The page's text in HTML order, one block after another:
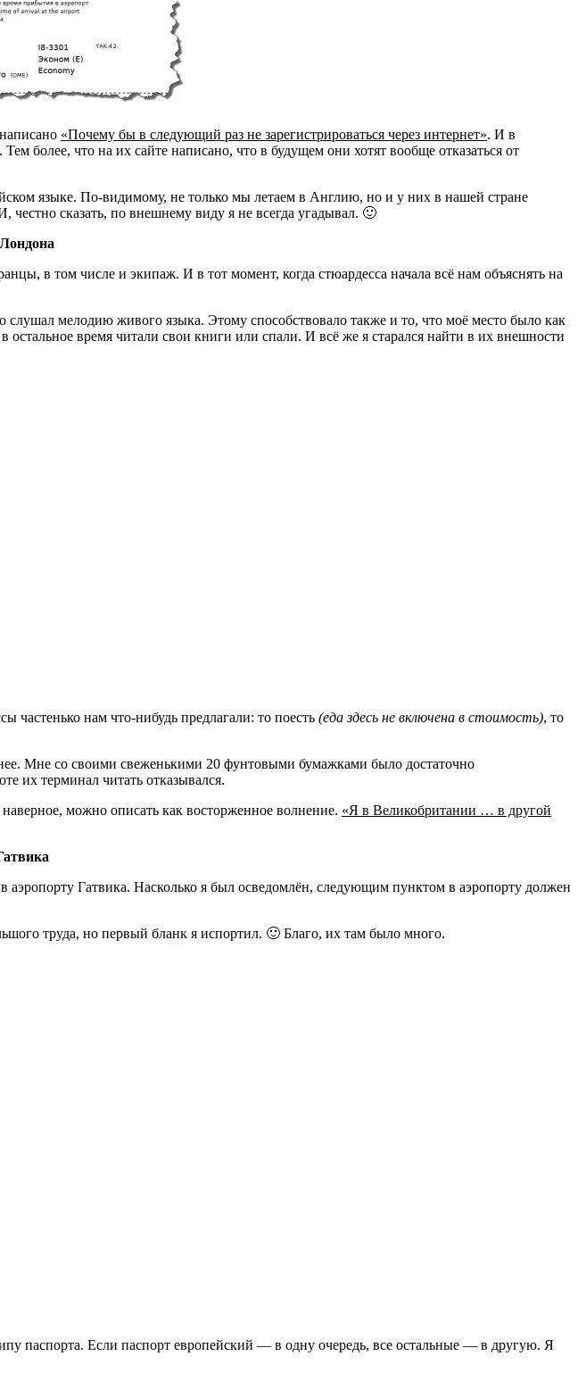
«Почему бы в следующий раз не зарегистрироваться через интернет». И в
более, что на их сайте написано, что в будущем они хотят вообще отказаться от
языке. По-видимому, не только мы летаем в Англию, но и у них в нашей стране
сказать, по внешнему виду я не всегда угадывал. 🙂
в том числе и экипаж. И в тот момент, когда стюардесса начала всё нам объяснять на
слушал мелодию живого языка. Этому способствовало также и то, что моё место было как
время читали свои книги или спали. И всё же я старался найти в их внешности
нам что-нибудь предлагали: то поесть (еда здесь не включена в стоимость), то
Мне со своими свеженькими 20 фунтовыми бумажками было достаточно
их терминал читать отказывался.
можно описать как восторженное волнение. «Я в Великобритании … в другой
Гатвика. Насколько я был осведомлён, следующим пунктом в аэропорту должен
труда, но первый бланк я испортил. 🙂 Благо, их там было много.
паспорта. Если паспорт европейский — в одну очередь, все остальные — в другую. Я